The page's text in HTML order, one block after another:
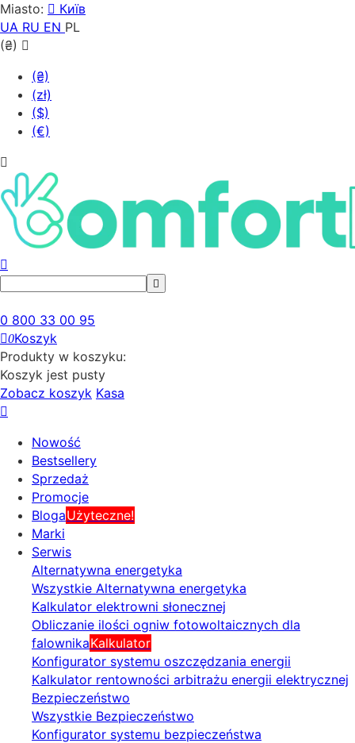
Miasto:
Київ
UA RU EN PL
(₴)
(₴)
(zł)
($)
(€)
0 800 33 00 95
0Koszyk
Produkty w koszyku:
Koszyk jest pusty
Zobacz koszyk Kasa
Nowość
Bestsellery
Sprzedaż
Promocje
BlogaUżyteczne!
Marki
Serwis
Alternatywna energetyka
Wszystkie Alternatywna energetyka
Kalkulator elektrowni słonecznej
Obliczanie ilości ogniw fotowoltaicznych dla
falownikaKalkulator
Konfigurator systemu oszczędzania energii
Kalkulator rentowności arbitrażu energii elektrycznej
Bezpieczeństwo
Wszystkie Bezpieczeństwo
Konfigurator systemu bezpieczeństwa